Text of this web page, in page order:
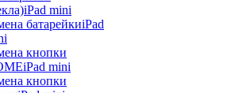
iPad mini
батарейкиiPad
кнопки
iPad mini
кнопки